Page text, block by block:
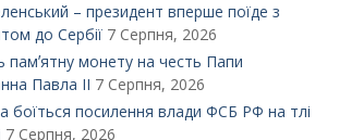
– президент вперше поїде з
до Сербії 7 Серпня, 2026
памʼятну монету на честь Папи
Павла ІІ 7 Серпня, 2026
боїться посилення влади ФСБ РФ на тлі
7 Серпня, 2026